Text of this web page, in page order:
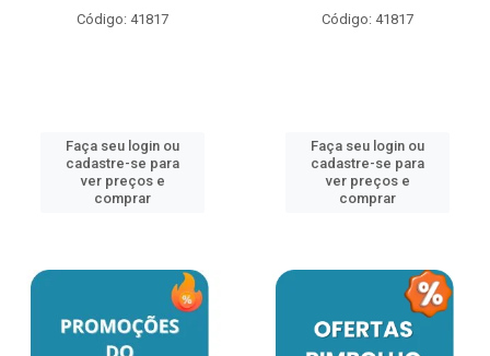
Código: 41817
Faça seu login ou
cadastre-se para
ver preços e
comprar
Código: 41817
Faça seu login ou
cadastre-se para
ver preços e
comprar